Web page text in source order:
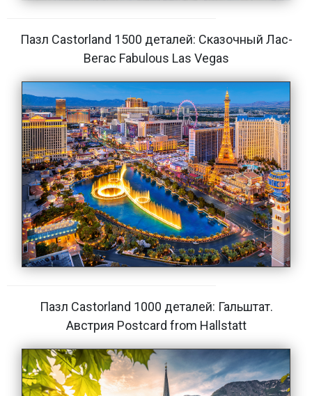
Пазл Castorland 1500 деталей: Сказочный Лас-
Вегас Fabulous Las Vegas
Пазл Castorland 1000 деталей: Гальштат.
Австрия Postcard from Hallstatt